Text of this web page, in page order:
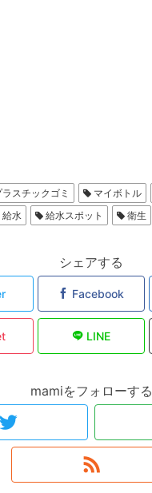
ラスチックゴミ マイボトル
給水 給水スポット 衛生
シェアする
Facebook
LINE
mamiをフォローする